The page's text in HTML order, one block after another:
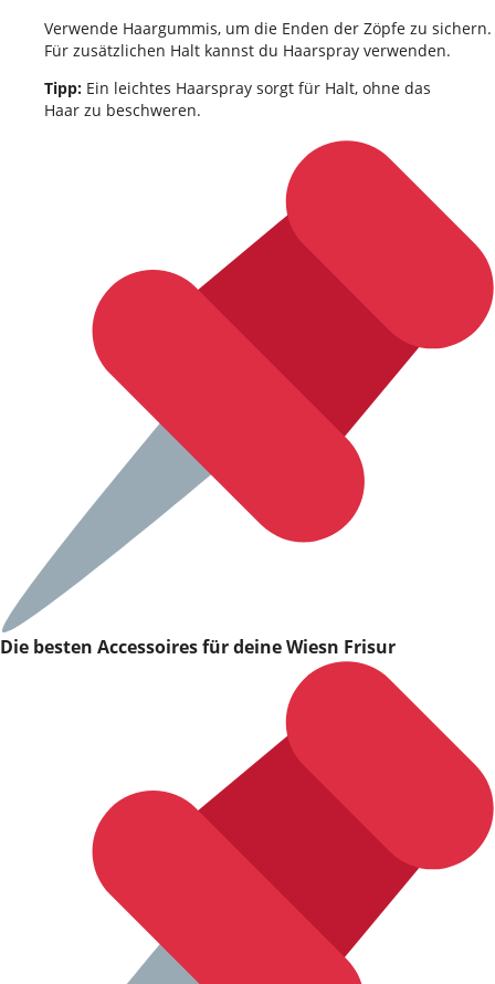
Verwende Haargummis, um die Enden der Zöpfe zu sichern.
Für zusätzlichen Halt kannst du Haarspray verwenden.
Tipp: Ein leichtes Haarspray sorgt für Halt, ohne das
Haar zu beschweren.
Die besten Accessoires für deine Wiesn Frisur